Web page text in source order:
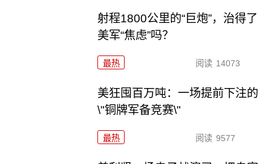
射程1800公里的“巨炮”，治得了
美军“焦虑”吗？
最热 阅读 14073
美狂囤百万吨：一场提前下注的
\"铜牌军备竞赛\"
最热 阅读 9577